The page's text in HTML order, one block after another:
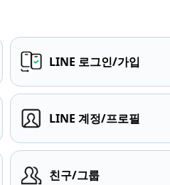
LINE 로그인/가입
LINE 계정/프로필
친구/그룹